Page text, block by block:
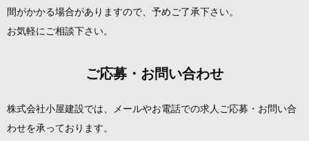
間がかかる場合がありますので、予めご了承下さい。
お気軽にご相談下さい。
ご応募・お問い合わせ
株式会社小屋建設では、メールやお電話での求人ご応募・お問い合
わせを承っております。